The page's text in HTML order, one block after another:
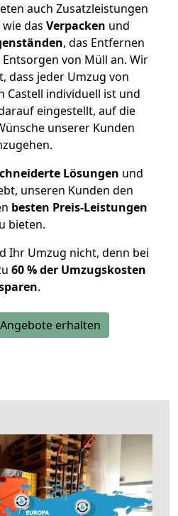
auch Zusatzleistungen
das Verpacken und
, das Entfernen
von Müll an. Wir
dass jeder Umzug von
Castell individuell ist und
eingestellt, auf die
unserer Kunden
Lösungen und
unseren Kunden den
besten Preis-Leistungen
bieten.
Ihr Umzug nicht, denn bei
60 % der Umzugskosten
.
erhalten